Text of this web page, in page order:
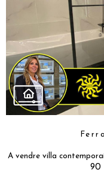
A vendre villa
90